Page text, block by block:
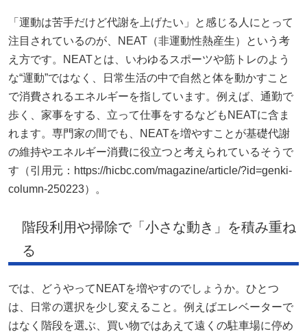
「運動は苦手だけど代謝を上げたい」と感じる人にとって
注目されているのが、NEAT（非運動性熱産生）という考
え方です。NEATとは、いわゆるスポーツや筋トレのよう
な“運動”ではなく、日常生活の中で自然と体を動かすこと
で消費されるエネルギーを指しています。例えば、通勤で
歩く、家事をする、立って仕事をするなどもNEATに含ま
れます。専門家の間でも、NEATを増やすことが基礎代謝
の維持やエネルギー消費に役立つと考えられているそうで
す（引用元：https://hicbc.com/magazine/article/?id=genki-
column-250223）。
階段利用や掃除で「小さな動き」を積み重ね
る
では、どうやってNEATを増やすのでしょうか。ひとつ
は、日常の選択を少し変えること。例えばエレベーターで
はなく階段を選ぶ、買い物ではあえて遠くの駐車場に停め